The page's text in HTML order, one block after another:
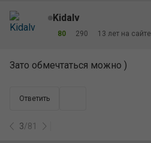
Kidalv
80 290 13 лет на сайте
Зато обмечтаться можно )
Ответить
3/81